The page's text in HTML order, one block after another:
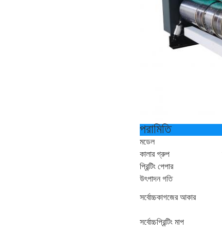
পরামিতি
মডেল
কালার গ্রুপ
প্রিন্টিং পেপার
উৎপাদন গতি
সর্বোচ্চকাগজের আকার
সর্বোচ্চপ্রিন্টিং মাপ